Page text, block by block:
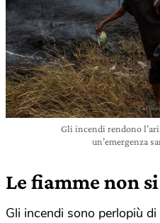
Gli incendi rendono
un’emergenza
Le fiamme non
Gli incendi sono perlopiù